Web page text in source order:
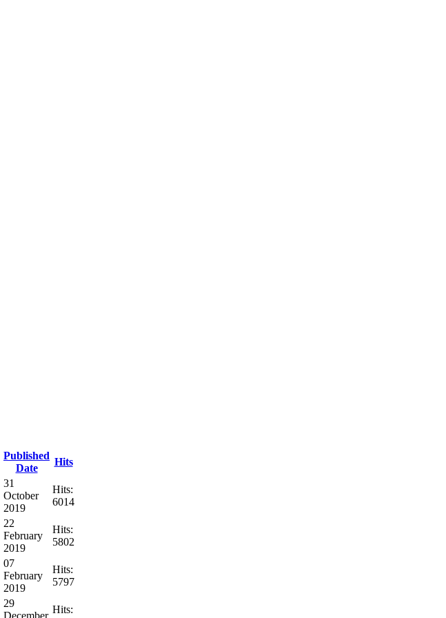
Published
Date
Hits
31
October
2019
Hits:
6014
22
February
2019
Hits:
5802
07
February
2019
Hits:
5797
29
December
Hits: